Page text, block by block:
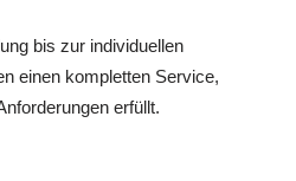
bis zur individuellen
einen kompletten Service,
erfüllt.